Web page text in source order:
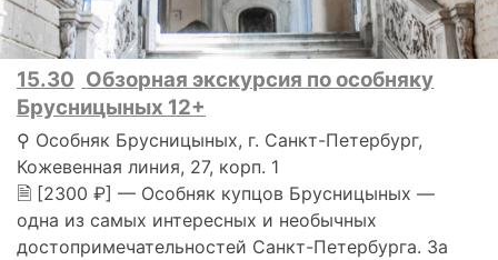
15.30 Обзорная экскурсия по особняку
Брусницыных 12+
⚲ Особняк Брусницыных, г. Санкт-Петербург,
Кожевенная линия, 27, корп. 1
🗎 [2300 ₽] — Особняк купцов Брусницыных —
одна из самых интересных и необычных
достопримечательностей Санкт-Петербурга. За